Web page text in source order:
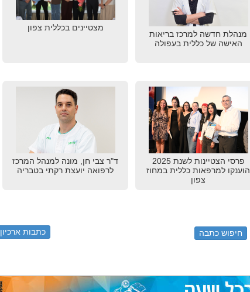
מנהלת חדשה למרכז בריאות
האישה של כללית בעפולה
מצטיינים בכללית צפון
פרסי הצטיינות לשנת 2025
הוענקו למרפאות כללית במחוז
צפון
ד"ר צבי חן, מונה למנהל המרכז
לרפואה יועצת רקתי בטבריה
כתבות ארכיון